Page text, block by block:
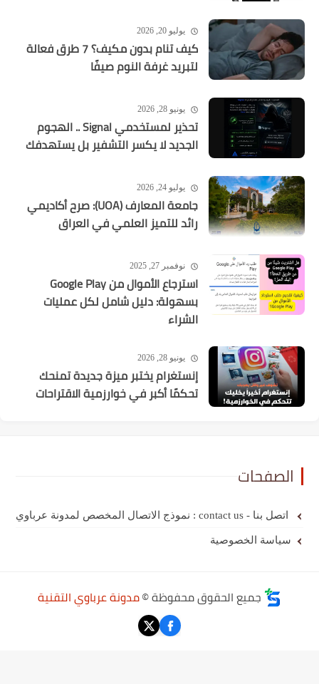
يوليو 20, 2026
كيف تنام بدون مكيف؟ 7 طرق فعالة
لتبريد غرفة النوم صيفًا
يونيو 28, 2026
تحذير لمستخدمي Signal .. الهجوم
الجديد لا يكسر التشفير بل يستهدفك
يوليو 24, 2026
جامعة المعارف (UOA): صرح أكاديمي
رائد للتميز العلمي في العراق
نوفمبر 27, 2025
استرجاع الأموال من Google Play
بسهولة: دليل شامل لكل عمليات
الشراء
يونيو 28, 2026
إنستغرام يختبر ميزة جديدة تمنحك
تحكمًا أكبر في خوارزمية الاقتراحات
الصفحات
اتصل بنا - contact us : نموذج الاتصال المخصص لمدونة عرباوي
سياسة الخصوصية
جميع الحقوق محفوظة ©مدونة عرباوي التقنية